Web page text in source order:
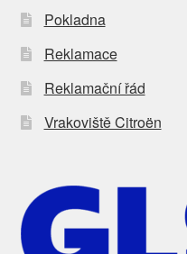
Pokladna
Reklamace
Reklamační řád
Vrakoviště Citroën